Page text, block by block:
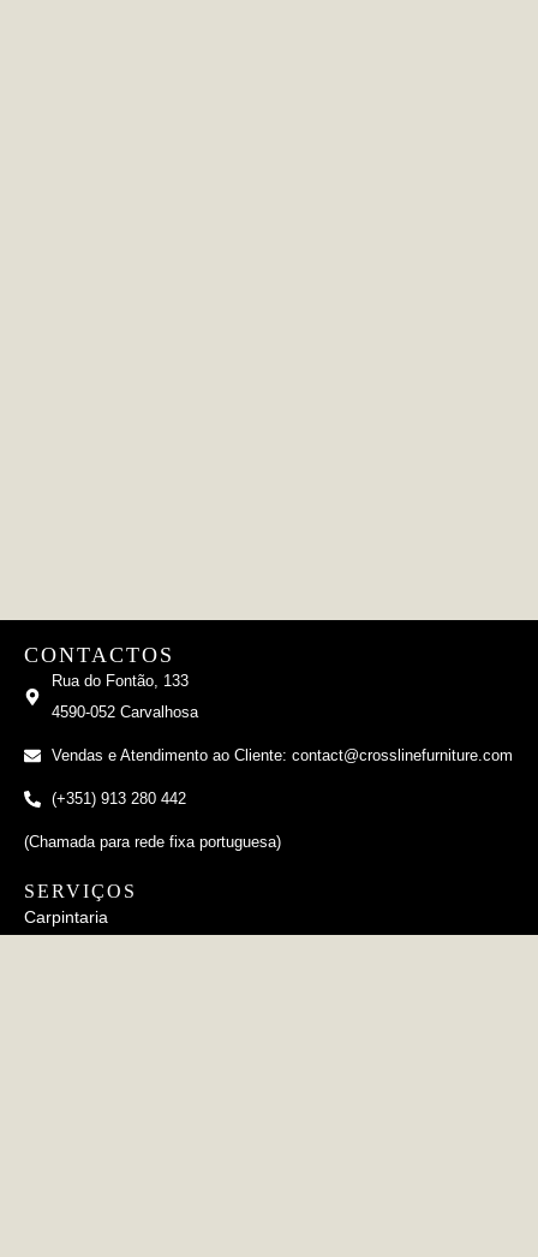
CONTACTOS
Rua do Fontão, 133
4590-052 Carvalhosa
Vendas e Atendimento ao Cliente: contact@crosslinefurniture.com
(+351) 913 280 442
(Chamada para rede fixa portuguesa)
SERVIÇOS
Carpintaria